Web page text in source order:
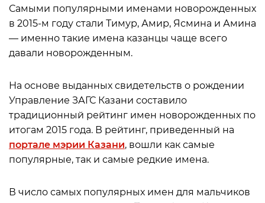
Самыми популярными именами новорожденных
в 2015-м году стали Тимур, Амир, Ясмина и Амина
— именно такие имена казанцы чаще всего
давали новорожденным.
На основе выданных свидетельств о рождении
Управление ЗАГС Казани составило
традиционный рейтинг имен новорожденных по
итогам 2015 года. В рейтинг, приведенный на
портале мэрии Казани, вошли как самые
популярные, так и самые редкие имена.
В число самых популярных имен для мальчиков